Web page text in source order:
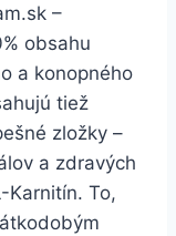
–
obsahu
a konopného
tiež
zložky –
a zdravých
Karnitín. To,